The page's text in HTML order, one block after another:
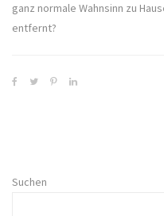
ganz normale Wahnsinn zu
entfernt?
Suchen